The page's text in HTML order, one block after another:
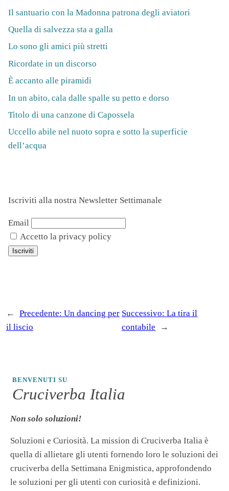
Il santuario con la Madonna patrona degli aviatori
Quella di salvezza sta a galla
Lo sono gli amici più stretti
Ricordate in un discorso
È accanto alle piramidi
In un abito, cala dalle spalle su petto e dorso
Titolo di una canzone di Capossela
Uccello abile nel nuoto sopra e sotto la superficie
dell’acqua
Iscriviti alla nostra Newsletter Settimanale
Email
Accetto la privacy policy
← Precedente: Un dancing per
il liscio
Successivo: La tira il
contabile
→
BENVENUTI SU
Cruciverba Italia
Non solo soluzioni!
Soluzioni e Curiosità. La mission di Cruciverba Italia è
quella di allietare gli utenti fornendo loro le soluzioni dei
cruciverba della Settimana Enigmistica, approfondendo
le soluzioni per gli utenti con curiosità e definizioni.